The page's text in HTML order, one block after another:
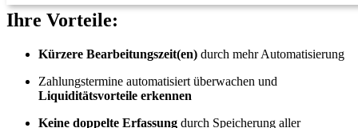
Ihre Vorteile:
Kürzere Bearbeitungszeit(en) durch mehr Automatisierung
Zahlungstermine automatisiert überwachen und
Liquiditätsvorteile erkennen
Keine doppelte Erfassung durch Speicherung aller